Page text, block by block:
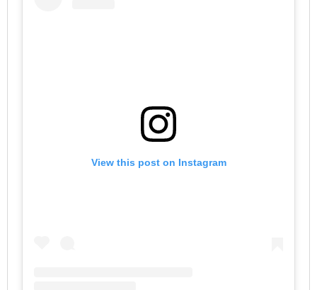
View this post on Instagram